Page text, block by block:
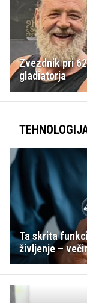
Zvezdnik pri
gladiatorja
Ta skrita
življenje –